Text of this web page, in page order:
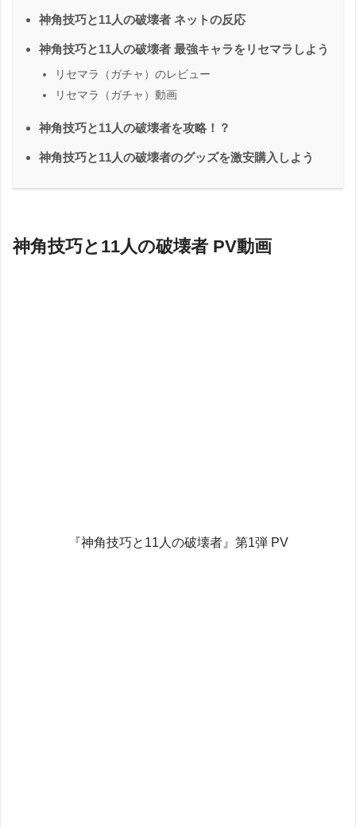
神角技巧と11人の破壊者 ネットの反応
神角技巧と11人の破壊者 最強キャラをリセマラしよう
リセマラ（ガチャ）のレビュー
リセマラ（ガチャ）動画
神角技巧と11人の破壊者を攻略！？
神角技巧と11人の破壊者のグッズを激安購入しよう
神角技巧と11人の破壊者 PV動画
『神角技巧と11人の破壊者』第1弾 PV